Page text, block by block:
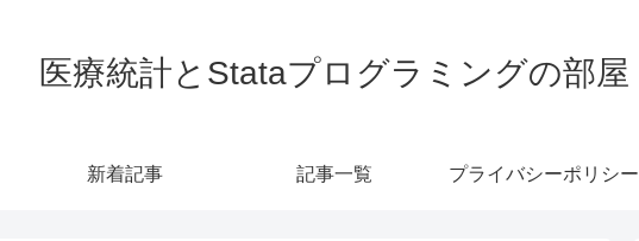
医療統計とStataプログラミングの部屋
新着記事 記事一覧 プライバシーポリシー